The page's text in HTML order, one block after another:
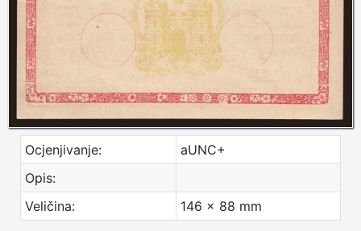
Ocjenjivanje:
aUNC+
Opis:
Veličina:
146 x 88 mm